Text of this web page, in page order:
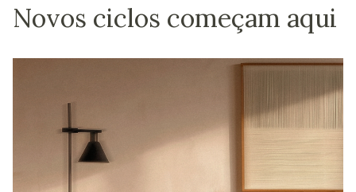
Novos ciclos começam aqui